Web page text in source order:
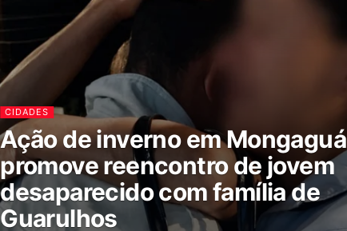
CIDADES
Ação de inverno em Mongaguá
promove reencontro de jovem
desaparecido com família de
Guarulhos